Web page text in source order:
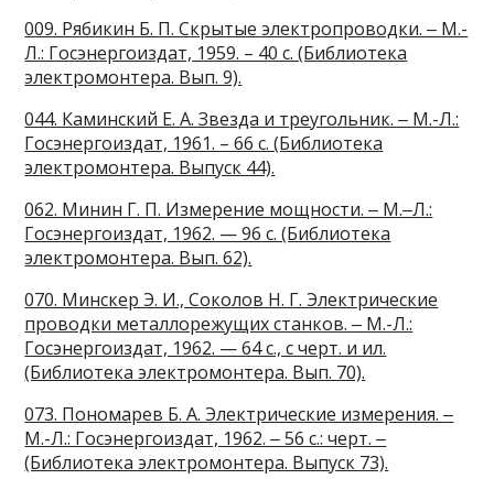
009. Рябикин Б. П. Скрытые электропроводки. ‒ М.-
Л.: Госэнергоиздат, 1959. – 40 с. (Библиотека
электромонтера. Вып. 9).
044. Каминский Е. А. Звезда и треугольник. ‒ М.-Л.:
Госэнергоиздат, 1961. – 66 с. (Библиотека
электромонтера. Выпуск 44).
062. Минин Г. П. Измерение мощности. ‒ М.‒Л.:
Госэнергоиздат, 1962. — 96 с. (Библиотека
электромонтера. Вып. 62).
070. Минскер Э. И., Соколов Н. Г. Электрические
проводки металлорежущих станков. ‒ М.-Л.:
Госэнергоиздат, 1962. — 64 с., с черт. и ил.
(Библиотека электромонтера. Вып. 70).
073. Пономарев Б. А. Электрические измерения. ‒
М.-Л.: Госэнергоиздат, 1962. ‒ 56 с.: черт. ‒
(Библиотека электромонтера. Выпуск 73).